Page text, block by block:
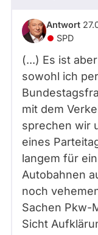
Antwort
SPD
(...) Es ist
sowohl ich
mit dem
sprechen wir
eines
langem für
Autobahnen
noch
Sachen Pkw-
Sicht